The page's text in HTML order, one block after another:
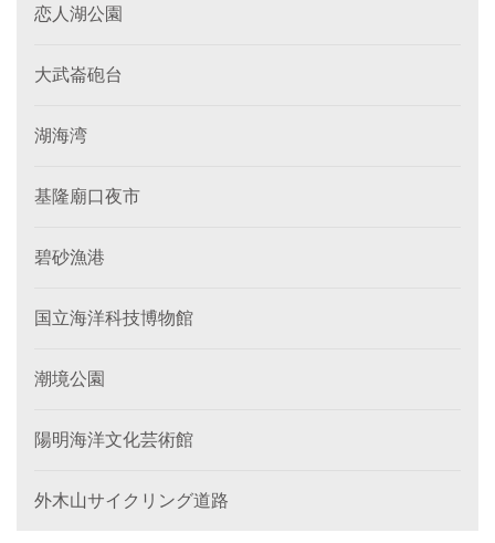
恋人湖公園
大武崙砲台
湖海湾
基隆廟口夜市
碧砂漁港
国立海洋科技博物館
潮境公園
陽明海洋文化芸術館
外木山サイクリング道路